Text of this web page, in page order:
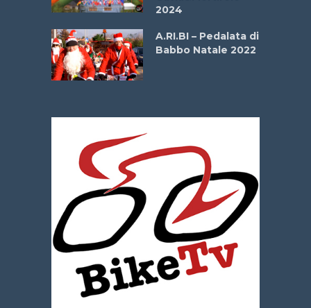
2024
A.RI.BI – Pedalata di
Babbo Natale 2022